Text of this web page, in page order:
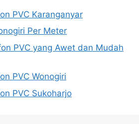
PVC Karanganyar
Per Meter
PVC yang Awet dan Mudah
PVC Wonogiri
PVC Sukoharjo